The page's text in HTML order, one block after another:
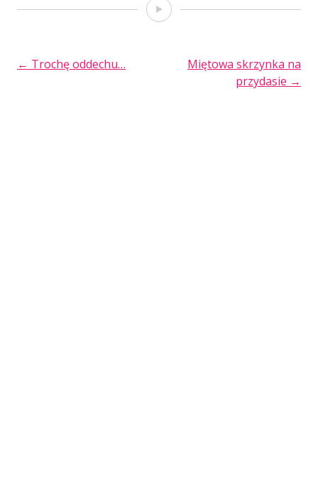
Film
POST
← Trochę oddechu…
Miętowa skrzynka na
przydasie →